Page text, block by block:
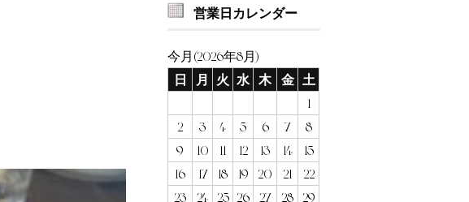
営業日カレンダー
今月(2026年8月)
日
月 火 水 木 金 土
1
2
3 4 5 6 7
8
9
10 11 12 13 14
15
16
17 18 19 20 21
22
23
24 25 26 27 28
29